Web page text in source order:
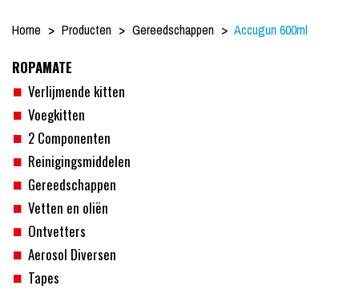
Home Producten Gereedschappen Accugun 600ml
ROPAMATE
Verlijmende kitten
Voegkitten
2 Componenten
Reinigingsmiddelen
Gereedschappen
Vetten en oliën
Ontvetters
Aerosol Diversen
Tapes